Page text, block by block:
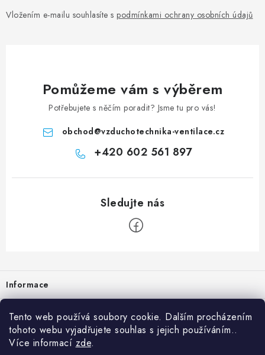
Tento web používá soubory cookie. Dalším procházením
tohoto webu vyjadřujete souhlas s jejich používáním..
Více informací zde.
Vložením e-mailu souhlasíte s podmínkami ochrany osobních údajů
Pomůžeme vám s výběrem
Potřebujete s něčím poradit? Jsme tu pro vás!
obchod@vzduchotechnika-ventilace.cz
+420 602 561 897
Informace
Prodejna
Rady a tipy